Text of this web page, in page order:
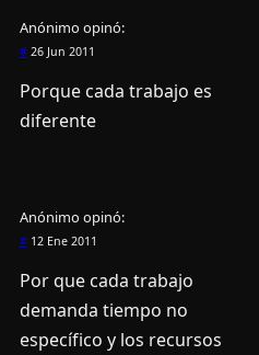
Anónimo opinó:
#26 Jun 2011
Porque cada trabajo es
diferente
Anónimo opinó:
#12 Ene 2011
Por que cada trabajo
demanda tiempo no
especí­fico y los recursos